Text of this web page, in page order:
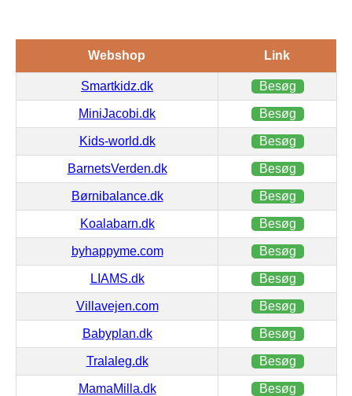
Webshop Link
Smartkidz.dk Besøg
MiniJacobi.dk Besøg
Kids-world.dk Besøg
BarnetsVerden.dk Besøg
Børnibalance.dk Besøg
Koalabarn.dk Besøg
byhappyme.com Besøg
LIAMS.dk Besøg
Villavejen.com Besøg
Babyplan.dk Besøg
Tralaleg.dk Besøg
MamaMilla.dk Besøg